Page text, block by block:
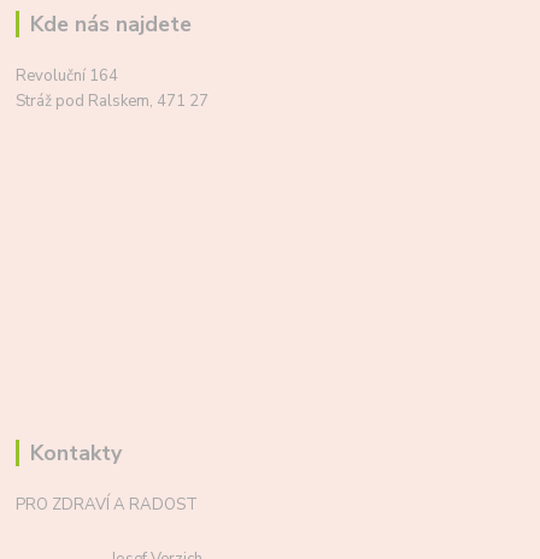
Kde nás najdete
Revoluční 164
Stráž pod Ralskem, 471 27
Kontakty
PRO ZDRAVÍ A RADOST